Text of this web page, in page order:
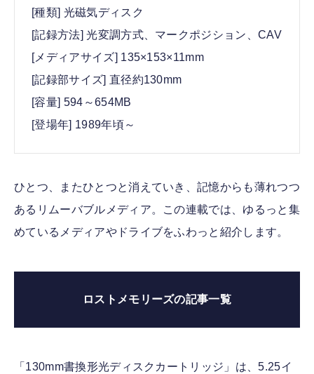
[種類] 光磁気ディスク
[記録方法] 光変調方式、マークポジション、CAV
[メディアサイズ] 135×153×11mm
[記録部サイズ] 直径約130mm
[容量] 594～654MB
[登場年] 1989年頃～
ひとつ、またひとつと消えていき、記憶からも薄れつつ
あるリムーバブルメディア。この連載では、ゆるっと集
めているメディアやドライブをふわっと紹介します。
ロストメモリーズの記事一覧
「130mm書換形光ディスクカートリッジ」は、5.25イ